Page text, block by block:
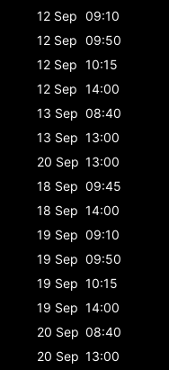
12 Sep 09:10
12 Sep 09:50
12 Sep 10:15
12 Sep 14:00
13 Sep 08:40
13 Sep 13:00
20 Sep 13:00
18 Sep 09:45
18 Sep 14:00
19 Sep 09:10
19 Sep 09:50
19 Sep 10:15
19 Sep 14:00
20 Sep 08:40
20 Sep 13:00